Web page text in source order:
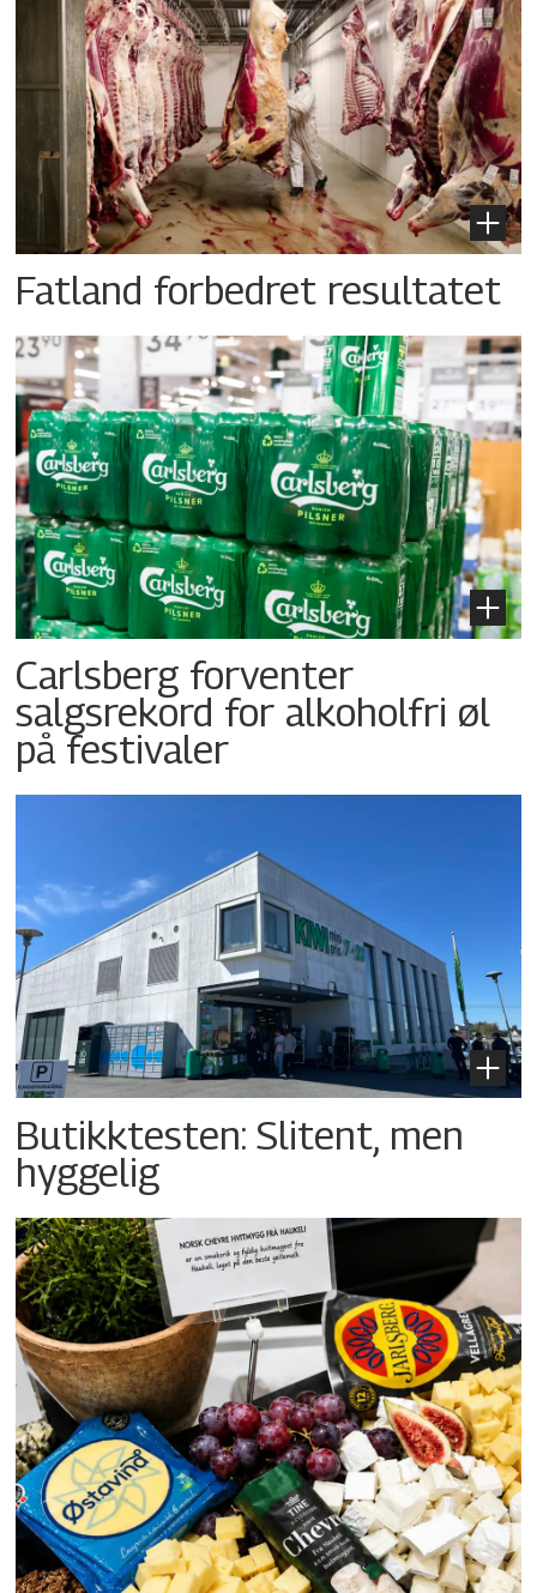
Fatland forbedret resultatet
Carlsberg forventer
salgsrekord for alkoholfri øl
på festivaler
Butikktesten: Slitent, men
hyggelig